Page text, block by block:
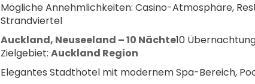
Mögliche Annehmlichkeiten: Casino-Atmosphäre,
Strandviertel
Auckland, Neuseeland – 10 Nächte10
Zielgebiet: Auckland Region
Elegantes Stadthotel mit modernem Spa-Bereich,